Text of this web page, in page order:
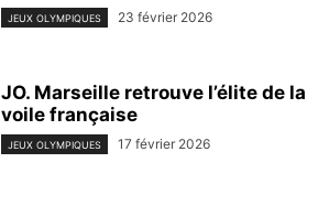
JEUX OLYMPIQUES 23 février 2026
JO. Marseille retrouve l’élite de la
voile française
JEUX OLYMPIQUES 17 février 2026